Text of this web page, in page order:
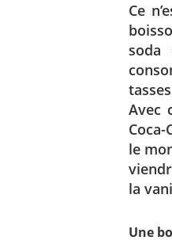
Ce
soda
Avec
le
la
Une